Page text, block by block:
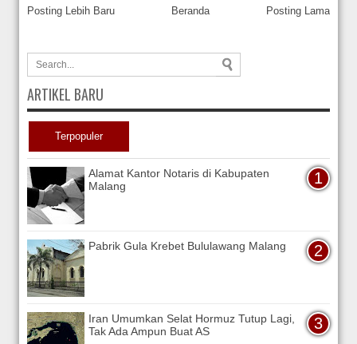
Posting Lebih Baru Posting Lama
Beranda
ARTIKEL BARU
Terpopuler
Alamat Kantor Notaris di Kabupaten
Malang
Pabrik Gula Krebet Bululawang Malang
Iran Umumkan Selat Hormuz Tutup Lagi,
Tak Ada Ampun Buat AS